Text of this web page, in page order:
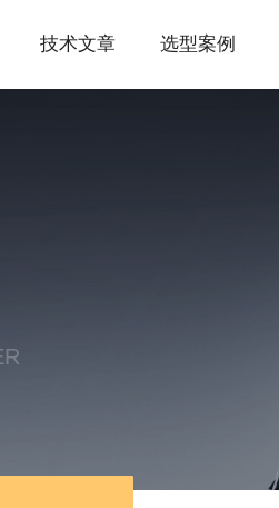
技术文章 选型案例